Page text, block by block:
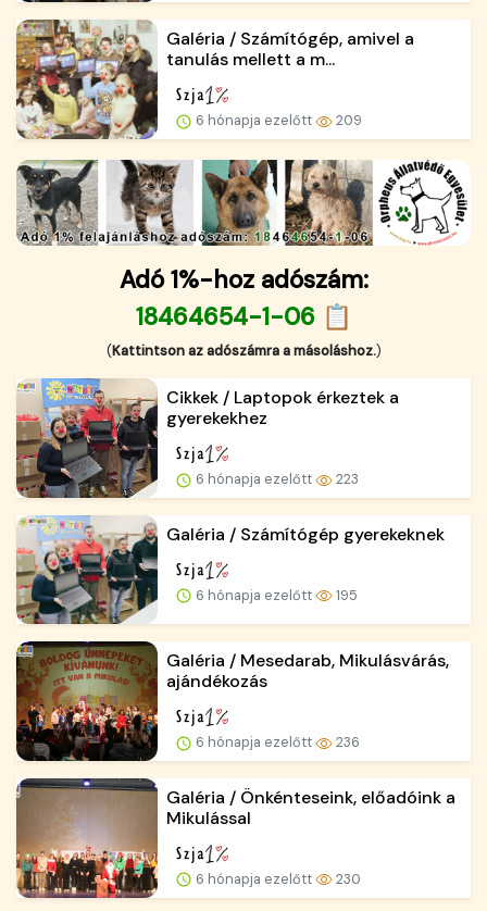
Galéria / Számítógép, amivel a
tanulás mellett a m...
6 hónapja ezelőtt 209
Adó 1%-hoz adószám:
18464654-1-06 📋
(Kattintson az adószámra a másoláshoz.)
Cikkek / Laptopok érkeztek a
gyerekekhez
6 hónapja ezelőtt 223
Galéria / Számítógép gyerekeknek
6 hónapja ezelőtt 195
Galéria / Mesedarab, Mikulásvárás,
ajándékozás
6 hónapja ezelőtt 236
Galéria / Önkénteseink, előadóink a
Mikulással
6 hónapja ezelőtt 230